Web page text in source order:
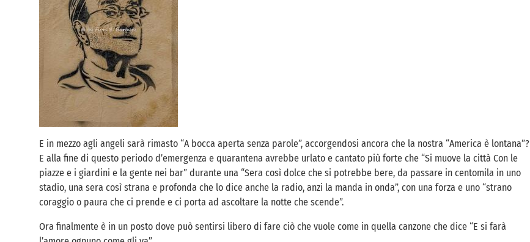
E in mezzo agli angeli sarà rimasto “A bocca aperta senza parole”, accorgendosi ancora che la nostra “America è lontana”?
E alla fine di questo periodo d’emergenza e quarantena avrebbe urlato e cantato più forte che “Si muove la città Con le
piazze e i giardini e la gente nei bar” durante una “Sera così dolce che si potrebbe bere, da passare in centomila in uno
stadio, una sera così strana e profonda che lo dice anche la radio, anzi la manda in onda”, con una forza e uno “strano
coraggio o paura che ci prende e ci porta ad ascoltare la notte che scende”.
Ora finalmente è in un posto dove può sentirsi libero di fare ciò che vuole come in quella canzone che dice “E si farà